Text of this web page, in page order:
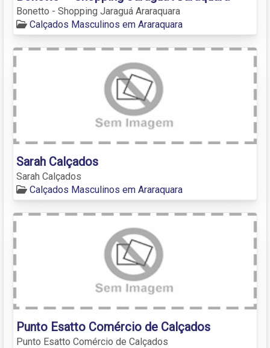
Bonetto - Shopping Jaraguá Araraquara
Calçados Masculinos em Araraquara
Sarah Calçados
Sarah Calçados
Calçados Masculinos em Araraquara
Punto Esatto Comércio de Calçados
Punto Esatto Comércio de Calçados